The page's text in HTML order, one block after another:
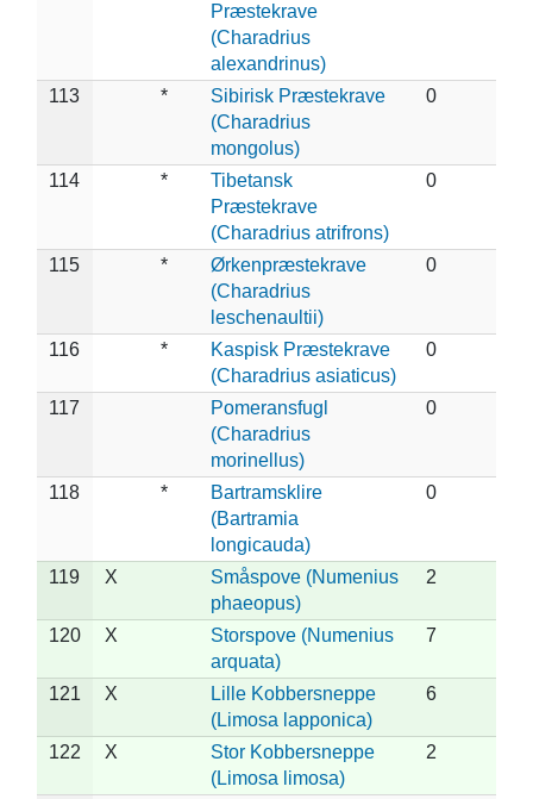
Præstekrave
(Charadrius
alexandrinus)
113 *
Sibirisk Præstekrave
(Charadrius
mongolus)
0
114 *
Tibetansk
Præstekrave
(Charadrius atrifrons)
0
115 *
Ørkenpræstekrave
(Charadrius
leschenaultii)
0
116 *
Kaspisk Præstekrave
(Charadrius asiaticus)
0
117
Pomeransfugl
(Charadrius
morinellus)
0
118 *
Bartramsklire
(Bartramia
longicauda)
0
119 X
Småspove (Numenius
phaeopus)
2
120 X
Storspove (Numenius
arquata)
7
121 X
Lille Kobbersneppe
(Limosa lapponica)
6
122 X
Stor Kobbersneppe
(Limosa limosa)
2